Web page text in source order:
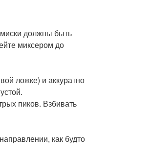
должны быть
миксером до
ложке) и аккуратно
пиков. Взбивать
как будто